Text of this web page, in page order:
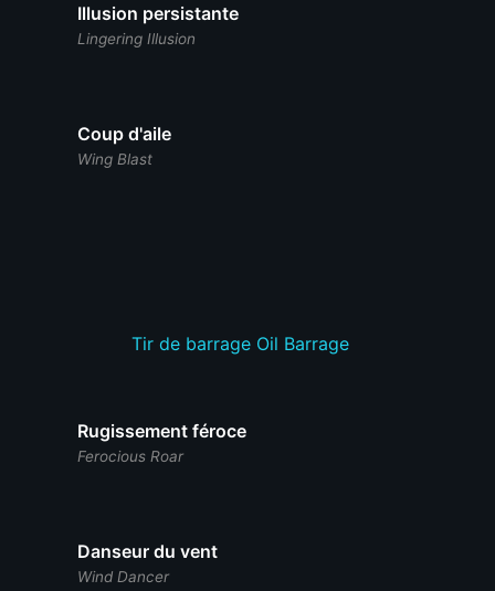
Illusion persistante
Lingering Illusion
Coup d'aile
Wing Blast
Tir de barrage Oil Barrage
Rugissement féroce
Ferocious Roar
Danseur du vent
Wind Dancer